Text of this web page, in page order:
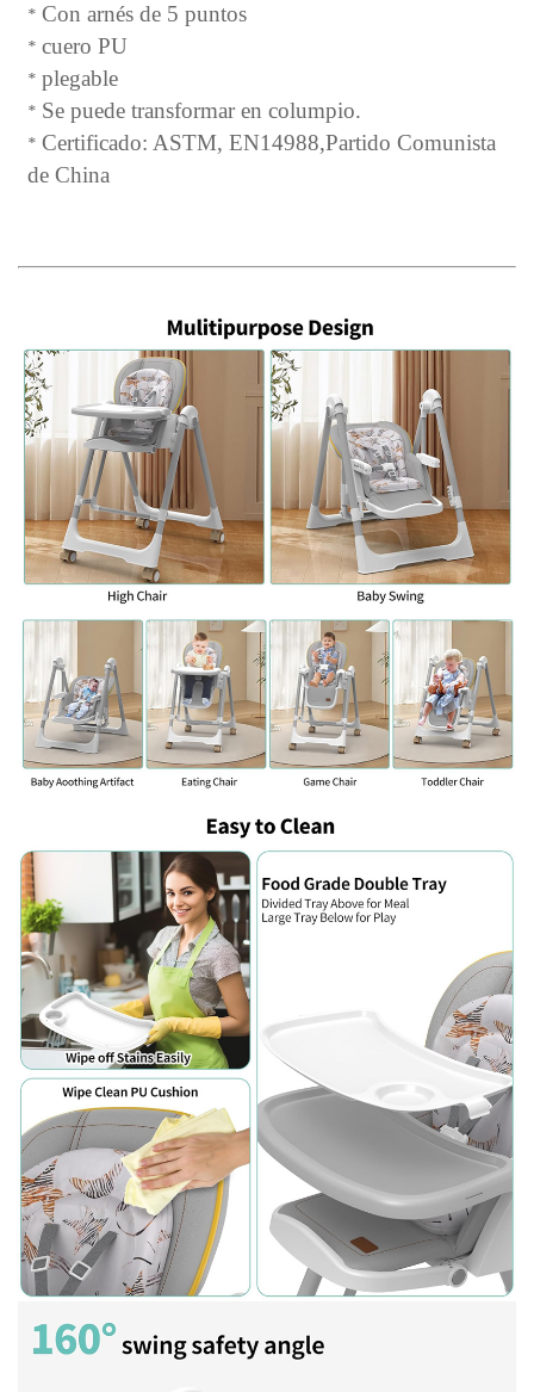
*Con arnés de 5 puntos
*cuero PU
*plegable
* Se puede transformar en columpio.
*Certificado:ASTM,EN14988,Partido Comunista
de China